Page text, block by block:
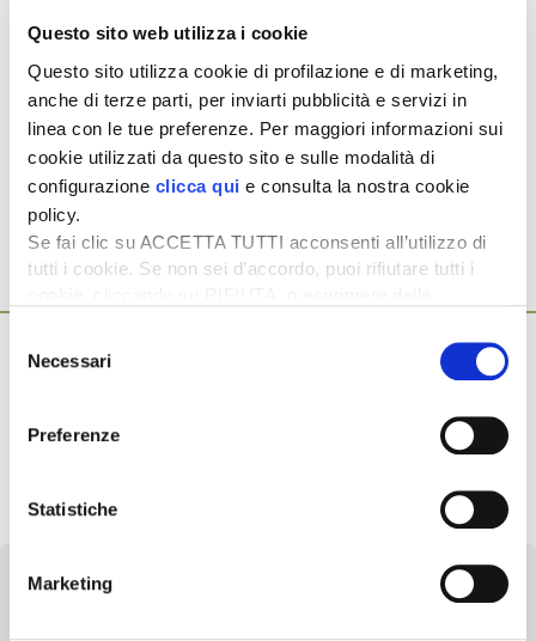
Questo sito web utilizza i cookie
Questo sito utilizza cookie di profilazione e di marketing,
anche di terze parti, per inviarti pubblicità e servizi in
linea con le tue preferenze. Per maggiori informazioni sui
cookie utilizzati da questo sito e sulle modalità di
configurazione clicca qui e consulta la nostra cookie
policy.
Se fai clic su ACCETTA TUTTI acconsenti all’utilizzo di
tutti i cookie. Se non sei d’accordo, puoi rifiutare tutti i
desideri accettare e cliccando ACCETTA SELEZIONATI.
delNecessari
Preferenze
Statistiche
Marketing
queste aziende agricole, mentre dall’altra si decide di
determinare la crisi delle imprese del secondo
comprensorio»
Argomenti:
IRRIGAZIONE
Il modello degli invasi a cascata per una
Negli ultimi anni, le stagioni siccitose sempre più frequenti,
alternate a precipitazioni brevi e molto intense, hanno